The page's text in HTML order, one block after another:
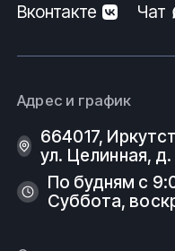
Вконтакте
Чат
Адрес и график
664017,
ул. Целинная,
По будням с
Суббота,